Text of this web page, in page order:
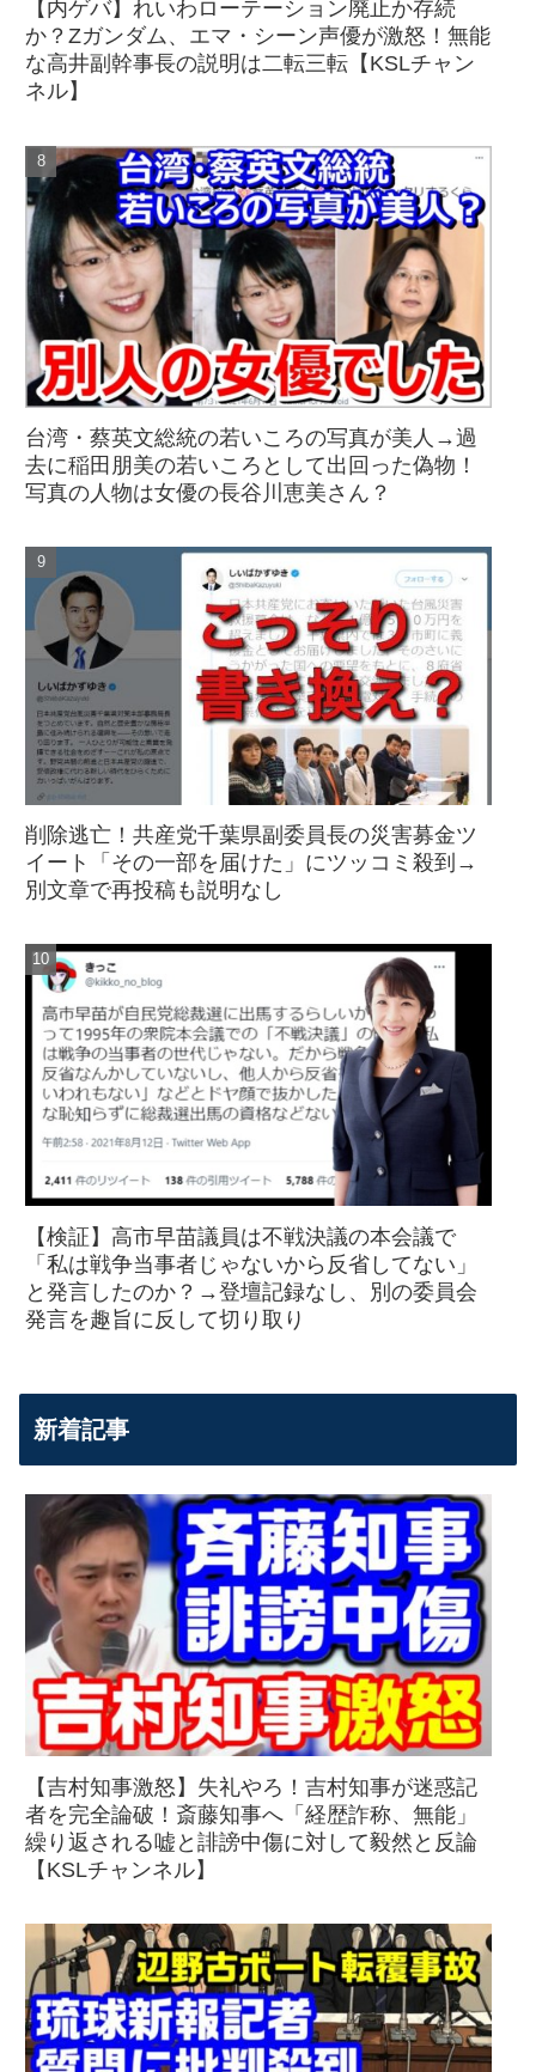
【内ゲバ】れいわローテーション廃止か存続
か？Zガンダム、エマ・シーン声優が激怒！無能
な高井副幹事長の説明は二転三転【KSLチャン
ネル】
台湾・蔡英文総統の若いころの写真が美人→過
去に稲田朋美の若いころとして出回った偽物！
写真の人物は女優の長谷川恵美さん？
削除逃亡！共産党千葉県副委員長の災害募金ツ
イート「その一部を届けた」にツッコミ殺到→
別文章で再投稿も説明なし
【検証】高市早苗議員は不戦決議の本会議で
「私は戦争当事者じゃないから反省してない」
と発言したのか？→登壇記録なし、別の委員会
発言を趣旨に反して切り取り
新着記事
【吉村知事激怒】失礼やろ！吉村知事が迷惑記
者を完全論破！斎藤知事へ「経歴詐称、無能」
繰り返される嘘と誹謗中傷に対して毅然と反論
【KSLチャンネル】